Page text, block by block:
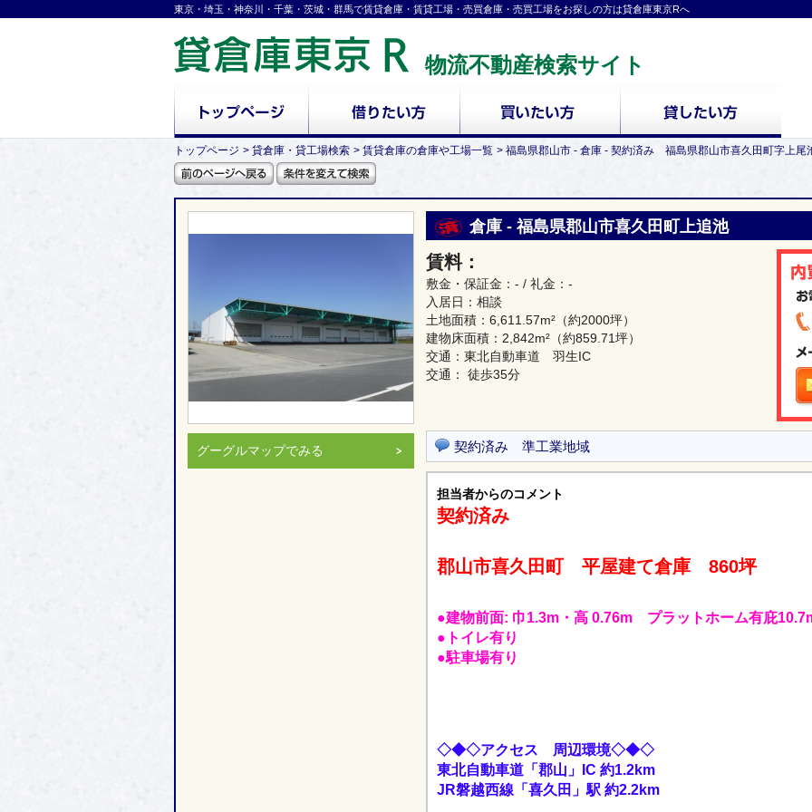
東京・埼玉・神奈川・千葉・茨城・群馬で賃貸倉庫・賃貸工場・売買倉庫・売買工場をお探しの方は貸倉庫東京Rへ
物流不動産検索サイト
トップページ 貸倉庫・貸工場検索 賃貸倉庫の倉庫や工場一覧 福島県郡山市 - 倉庫 - 契約済み 福島県郡山市喜久田町字上尾
グーグルマップでみる ＞
倉庫 - 福島県郡山市喜久田町上追池
賃料：
敷金・保証金：- / 礼金：-
入居日：相談
土地面積： 6,611.57m² （約2000坪）
建物床面積： 2,842m² （約859.71坪）
交通：東北自動車道 羽生IC
交通： 徒歩35分
契約済み 準工業地域
担当者からのコメント
契約済み
郡山市喜久田町 平屋建て倉庫 860坪
●建物前面: 巾1.3m・高 0.76m プラットホーム有庇
●トイレ有り
●駐車場有り
◇◆◇アクセス 周辺環境◇◆◇
東北自動車道「郡山」IC 約1.2km
JR磐越西線「喜久田」駅 約2.2km